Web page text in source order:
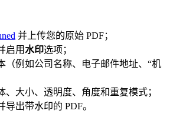
并上传您的原始 PDF；
启用水印选项；
（例如公司名称、电子邮件地址、“机
、大小、透明度、角度和重复模式；
导出带水印的 PDF。